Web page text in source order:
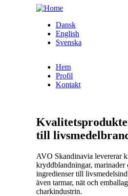
Skip to main content
Dansk
English
Svenska
Hem
Profil
Kontakt
till
AVO Skandinavia levererar
kryddblandningar,
ingredienser till
även tarmar, nät och
charkindustrin.